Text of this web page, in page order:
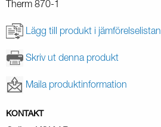
Therm 870-1
Lägg till produkt i jämförelselistan
Skriv ut denna produkt
Maila produktinformation
KONTAKT